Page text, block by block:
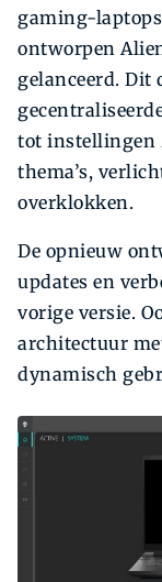
gaming-
ontworpen
gelanceerd. Dit
tot instellingen
thema’s,
overklokken.
De opnieuw
updates en
vorige versie.
architectuur
dynamisch